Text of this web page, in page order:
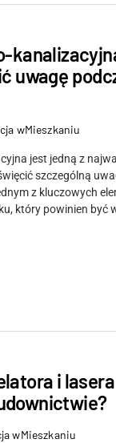
uwagę
wMieszkaniu
jest jedną z
szczególną
z kluczowych
który powinien być
i lasera
wMieszkaniu